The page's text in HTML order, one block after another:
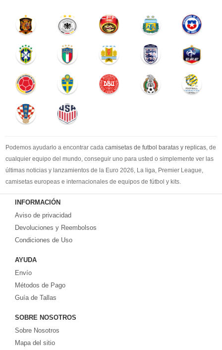
Podemos ayudarlo a encontrar cada camisetas de futbol baratas y replicas , de
cualquier equipo del mundo, conseguir uno para usted o simplemente ver las
últimas noticias y lanzamientos de la Euro 2026, La liga, Premier League,
camisetas europeas e internacionales de equipos de fútbol y kits.
Comprecamisetas de futbol baratasen la tienda deportiva más grande de
Europa. ¡Grandes ofertas en todas las camisetas del club de fútbol, ​​kits
europeos e internacionales, todo a los precios más bajos!
Compre nuestra gran selección de
equipaciones, camisetas y un portero a partir de €17.6. Diseños de fútbol
INFORMACIÓN
Aviso de privacidad
Devoluciones y Reembolsos
Condiciones de Uso
AYUDA
Envío
Métodos de Pago
Guía de Tallas
SOBRE NOSOTROS
Sobre Nosotros
Mapa del sitio